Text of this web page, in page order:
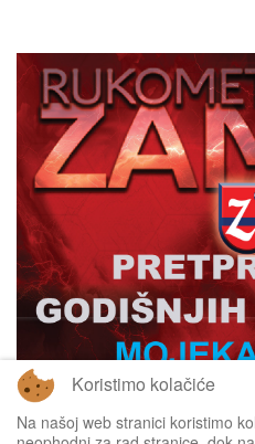
Koristimo kolačiće
Na našoj web stranici koristimo